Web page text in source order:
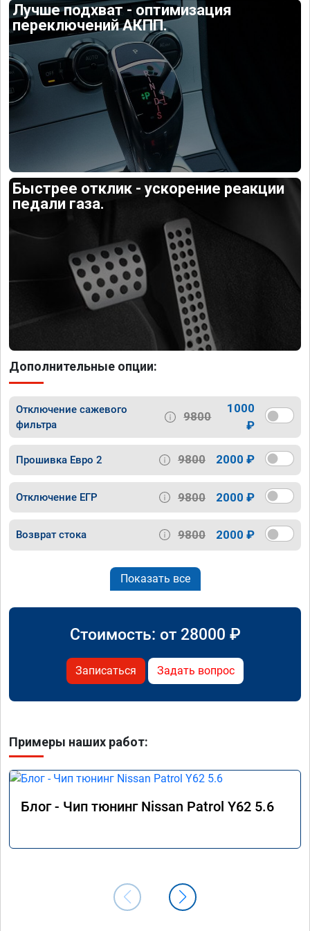
Лучше подхват - оптимизация
переключений АКПП.
Быстрее отклик - ускорение реакции
педали газа.
Дополнительные опции:
Отключение сажевого
фильтра
9800
1000
₽
Прошивка Евро 2 9800 2000 ₽
Отключение ЕГР 9800 2000 ₽
Возврат стока 9800 2000 ₽
Показать все
Стоимость: от 28000 ₽
Записаться Задать вопрос
Примеры наших работ:
Блог - Чип тюнинг Nissan Patrol Y62 5.6